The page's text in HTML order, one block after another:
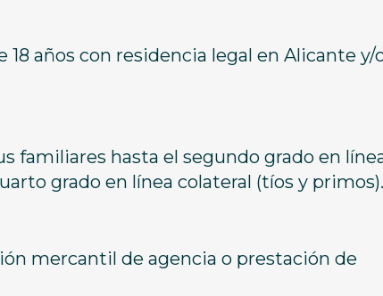
18 años con residencia legal en Alicante y/
familiares hasta el segundo grado en
grado en línea colateral (tíos y primos).
mercantil de agencia o prestación de